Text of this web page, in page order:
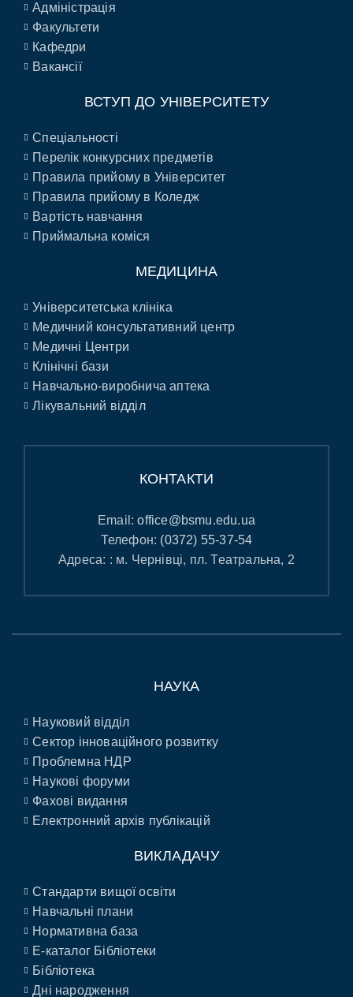
Адміністрація
Факультети
Кафедри
Вакансії
ВСТУП ДО УНІВЕРСИТЕТУ
Спеціальності
Перелік конкурсних предметів
Правила прийому в Університет
Правила прийому в Коледж
Вартість навчання
Приймальна коміся
МЕДИЦИНА
Університетська клініка
Медичний консультативний центр
Медичні Центри
Клінічні бази
Навчально-виробнича аптека
Лікувальний відділ
КОНТАКТИ
Email:office@bsmu.edu.ua
Телефон: (0372) 55-37-54
Адреса: : м. Чернівці, пл. Театральна, 2
НАУКА
Науковий відділ
Сектор інноваційного розвитку
Проблемна НДР
Наукові форуми
Фахові видання
Електронний архів публікацій
ВИКЛАДАЧУ
Стандарти вищої освіти
Навчальні плани
Нормативна база
E-каталог Бібліотеки
Бібліотека
Дні народження